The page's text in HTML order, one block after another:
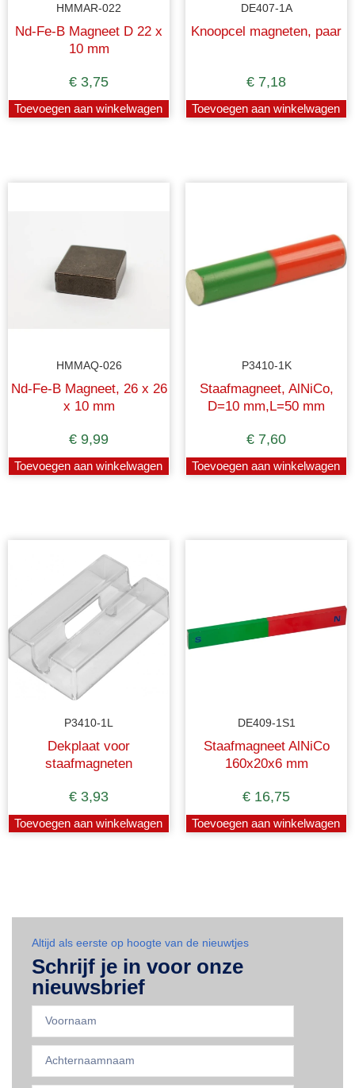
HMMAR-022
Nd-Fe-B Magneet D 22 x
10 mm
€ 3,75
Toevoegen aan winkelwagen
DE407-1A
Knoopcel magneten, paar
€ 7,18
Toevoegen aan winkelwagen
HMMAQ-026
Nd-Fe-B Magneet, 26 x 26
x 10 mm
€ 9,99
Toevoegen aan winkelwagen
P3410-1K
Staafmagneet, AlNiCo,
D=10 mm,L=50 mm
€ 7,60
Toevoegen aan winkelwagen
P3410-1L
Dekplaat voor
staafmagneten
€ 3,93
Toevoegen aan winkelwagen
DE409-1S1
Staafmagneet AlNiCo
160x20x6 mm
€ 16,75
Toevoegen aan winkelwagen
Altijd als eerste op hoogte van de nieuwtjes
Schrijf je in voor onze
nieuwsbrief